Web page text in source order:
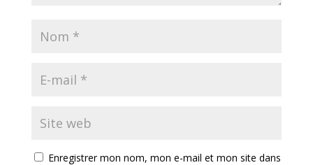
Enregistrer mon nom, mon e-mail et mon site dans